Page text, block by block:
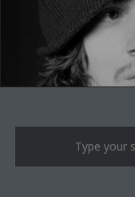
A post shared by